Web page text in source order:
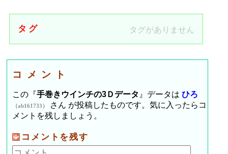
タグ タグがありません
コメント
この『手巻きウインチの3Ｄデータ 』データはひろ
（ab161733）
さん が投稿したものです。気に入ったらコ
メントを残しましょう。
コメントを残す